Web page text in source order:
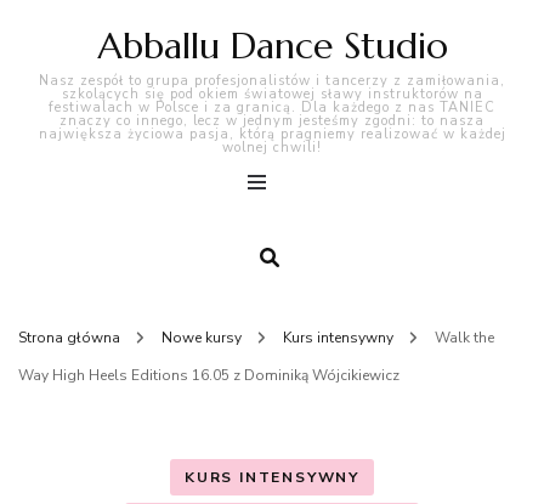
Abballu Dance Studio
Nasz zespół to grupa profesjonalistów i tancerzy z zamiłowania,
szkolących się pod okiem światowej sławy instruktorów na
festiwalach w Polsce i za granicą. Dla każdego z nas TANIEC
znaczy co innego, lecz w jednym jesteśmy zgodni: to nasza
największa życiowa pasja, którą pragniemy realizować w każdej
wolnej chwili!
Strona główna Nowe kursy Kurs intensywny
Walk the
Way High Heels Editions 16.05 z Dominiką Wójcikiewicz
KURS INTENSYWNY